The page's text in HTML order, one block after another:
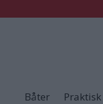
Båter Praktisk